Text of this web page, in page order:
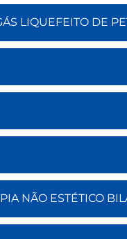
LIQUEFEITO DE
NÃO ESTÉTICO